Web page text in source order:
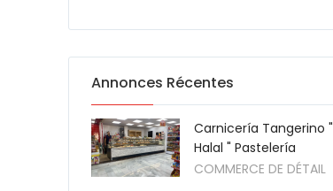
Annonces Récentes
Carnicería Tangerino "
Halal " Pastelería
COMMERCE DE DÉTAIL